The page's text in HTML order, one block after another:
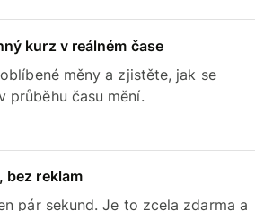
kurz v reálném čase
měny a zjistěte, jak se
průběhu času mění.
bez reklam
pár sekund. Je to zcela zdarma a